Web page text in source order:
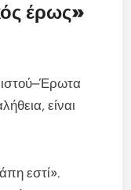
έρως»
είναι
εστί».